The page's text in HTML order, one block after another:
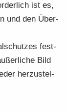
ist es,
und den Über­
fest­
Bild
her­zu­stel­